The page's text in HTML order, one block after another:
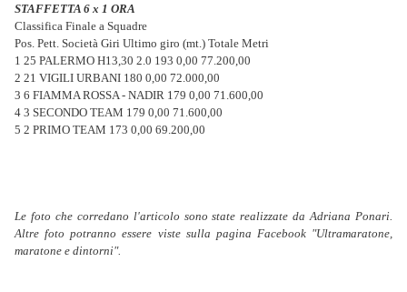
STAFFETTA 6 x 1 ORA
Classifica Finale a Squadre
Pos. Pett. Società Giri Ultimo giro (mt.) Totale Metri
1 25 PALERMO H13,30 2.0 193 0,00 77.200,00
2 21 VIGILI URBANI 180 0,00 72.000,00
3 6 FIAMMA ROSSA - NADIR 179 0,00 71.600,00
4 3 SECONDO TEAM 179 0,00 71.600,00
5 2 PRIMO TEAM 173 0,00 69.200,00
Le foto che corredano l'articolo sono state realizzate da Adriana Ponari.
Altre foto potranno essere viste sulla pagina Facebook "Ultramaratone,
maratone e dintorni".